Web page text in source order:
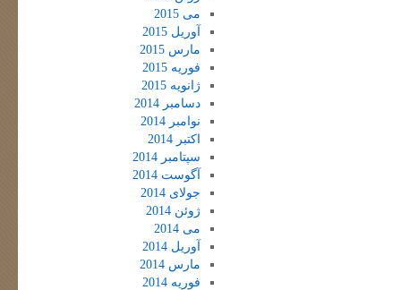
می 2015
آوریل 2015
مارس 2015
فوریه 2015
ژانویه 2015
دسامبر 2014
نوامبر 2014
اکتبر 2014
سپتامبر 2014
آگوست 2014
جولای 2014
ژوئن 2014
می 2014
آوریل 2014
مارس 2014
فوریه 2014